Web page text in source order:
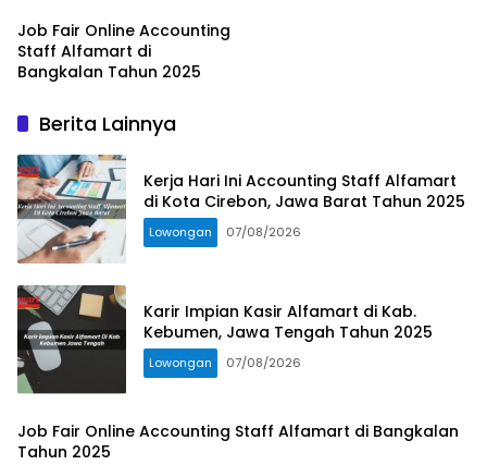
Job Fair Online Accounting
Staff Alfamart di
Bangkalan Tahun 2025
Berita Lainnya
Kerja Hari Ini Accounting Staff Alfamart
di Kota Cirebon, Jawa Barat Tahun 2025
Lowongan 07/08/2026
Karir Impian Kasir Alfamart di Kab.
Kebumen, Jawa Tengah Tahun 2025
Lowongan 07/08/2026
Job Fair Online Accounting Staff Alfamart di Bangkalan
Tahun 2025